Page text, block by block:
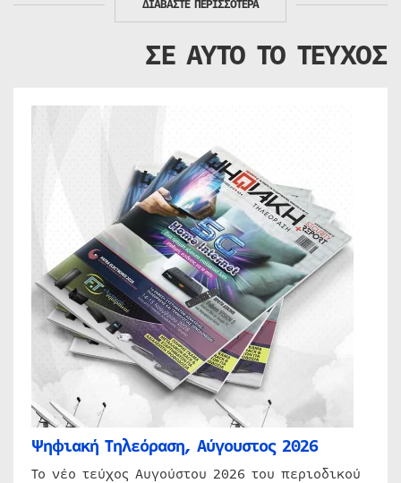
ΔΙΑΒΑΣΤΕ ΠΕΡΙΣΣΟΤΕΡΑ
ΣΕ ΑΥΤΟ ΤΟ ΤΕΥΧΟΣ
Ψηφιακή Τηλεόραση, Αύγουστος 2026
Το νέο τεύχος Αυγούστου 2026 του περιοδικού